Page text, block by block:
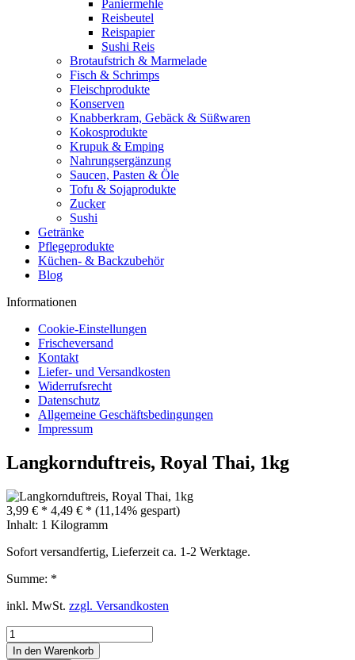
Paniermehle
Reisbeutel
Reispapier
Sushi Reis
Brotaufstrich & Marmelade
Fisch & Schrimps
Fleischprodukte
Konserven
Knabberkram, Gebäck & Süßwaren
Kokosprodukte
Krupuk & Emping
Nahrungsergänzung
Saucen, Pasten & Öle
Tofu & Sojaprodukte
Zucker
Sushi
Getränke
Pflegeprodukte
Küchen- & Backzubehör
Blog
Informationen
Cookie-Einstellungen
Frischeversand
Kontakt
Liefer- und Versandkosten
Widerrufsrecht
Datenschutz
Allgemeine Geschäftsbedingungen
Impressum
Langkornduftreis, Royal Thai, 1kg
3,99 € * 4,49 € * (11,14% gespart)
Inhalt: 1 Kilogramm
Sofort versandfertig, Lieferzeit ca. 1-2 Werktage.
Summe: *
inkl. MwSt. zzgl. Versandkosten
In den Warenkorb